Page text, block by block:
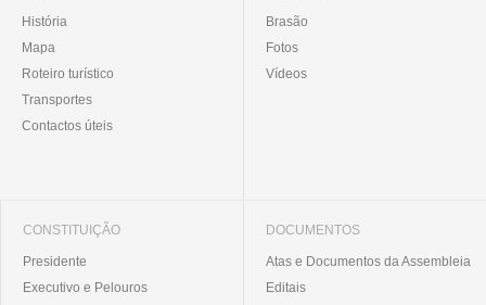
História
Mapa
Roteiro turístico
Transportes
Contactos úteis
Brasão
Fotos
Vídeos
CONSTITUIÇÃO
Presidente
Executivo e Pelouros
DOCUMENTOS
Atas e Documentos da Assembleia
Editais